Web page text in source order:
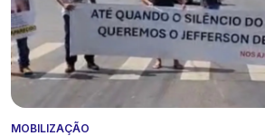
MOBILIZAÇÃO